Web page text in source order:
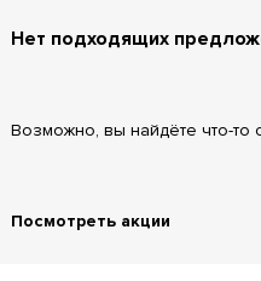
Нет подходящих
Возможно, вы найдёте что-то
Посмотреть акции